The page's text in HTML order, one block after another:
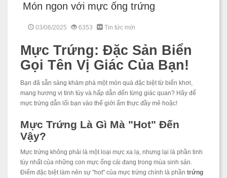
Món ngon với mực ống trứng
03/06/2025 6353 Tin tức mới
Mực Trứng: Đặc Sản Biển
Gọi Tên Vị Giác Của Bạn!
Bạn đã sẵn sàng khám phá một món quà đặc biệt từ biển khơi,
mang hương vị tinh túy và hấp dẫn đến từng giác quan? Hãy để
mực trứng dẫn lối bạn vào thế giới ẩm thực đầy mê hoặc!
Mực Trứng Là Gì Mà "Hot" Đến
Vậy?
Mực trứng không phải là một loại mực xa lạ, nhưng lại là phần tinh
túy nhất của những con mực ống cái đang trong mùa sinh sản.
Điểm đặc biệt làm nên sự "hot" của mực trứng chính là phần trứng